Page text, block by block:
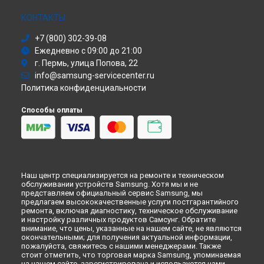
Ремонт стиральной машины R1043 Samsung в
Ремонт стиральной машины R1043 Samsung в
Петербурге
Моноблок
Атс
Смарт-часы
Варочная панель
Посудомоечная машина
Морозильная камера
Кондиционер
Духовой шкаф
Вытяжка
КОНТАКТЫ
+7 (800) 302-39-08
Ежедневно с 09:00 до 21:00
г. Пермь, улица Попова, 22
info@samsung-servicecenter.ru
Политика конфиденциальности
Способы оплаты
Наш центр специализируется на ремонте и техническом
обслуживании устройств Samsung. Хотя мы и не
представляем официальный сервис Samsung, мы
предлагаем высококачественные услуги постгарантийного
ремонта, включая диагностику, техническое обслуживание
и настройку различных продуктов Самсунг. Обратите
внимание, что цены, указанные на нашем сайте, не являются
окончательными; для получения актуальной информации,
пожалуйста, свяжитесь с нашими менеджерами. Также
стоит отметить, что торговая марка Samsung, упоминаемая